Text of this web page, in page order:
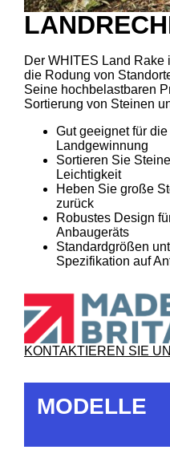
Der WHITES Land Rake
die Rodung von
Seine hochbelastbaren
Sortierung von Steinen
Gut geeignet für
Landgewinnung
Sortieren Sie
Leichtigkeit
Heben Sie große
zurück
Robustes Design
Anbaugeräts
Standardgrößen
Spezifikation auf
KONTAKTIEREN SIE
MODELLE